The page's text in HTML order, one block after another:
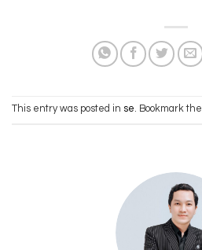
This entry was posted in se. Bookmark the